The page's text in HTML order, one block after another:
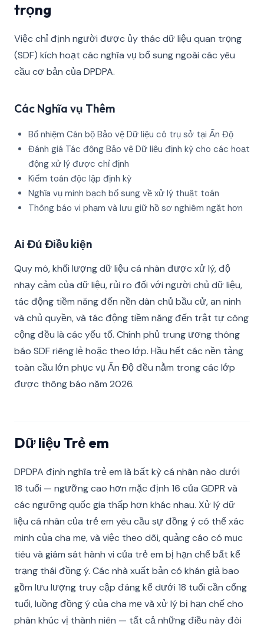
trọng
Việc chỉ định người được ủy thác dữ liệu quan trọng
(SDF) kích hoạt các nghĩa vụ bổ sung ngoài các yêu
cầu cơ bản của DPDPA.
Các Nghĩa vụ Thêm
Bổ nhiệm Cán bộ Bảo vệ Dữ liệu có trụ sở tại Ấn Độ
Đánh giá Tác động Bảo vệ Dữ liệu định kỳ cho các hoạt
động xử lý được chỉ định
Kiểm toán độc lập định kỳ
Nghĩa vụ minh bạch bổ sung về xử lý thuật toán
Thông báo vi phạm và lưu giữ hồ sơ nghiêm ngặt hơn
Ai Đủ Điều kiện
Quy mô, khối lượng dữ liệu cá nhân được xử lý, độ
nhạy cảm của dữ liệu, rủi ro đối với người chủ dữ liệu,
tác động tiềm năng đến nền dân chủ bầu cử, an ninh
và chủ quyền, và tác động tiềm năng đến trật tự công
cộng đều là các yếu tố. Chính phủ trung ương thông
báo SDF riêng lẻ hoặc theo lớp. Hầu hết các nền tảng
toàn cầu lớn phục vụ Ấn Độ đều nằm trong các lớp
được thông báo năm 2026.
Dữ liệu Trẻ em
DPDPA định nghĩa trẻ em là bất kỳ cá nhân nào dưới
18 tuổi — ngưỡng cao hơn mặc định 16 của GDPR và
các ngưỡng quốc gia thấp hơn khác nhau. Xử lý dữ
liệu cá nhân của trẻ em yêu cầu sự đồng ý có thể xác
minh của cha mẹ, và việc theo dõi, quảng cáo có mục
tiêu và giám sát hành vi của trẻ em bị hạn chế bất kể
trạng thái đồng ý. Các nhà xuất bản có khán giả bao
gồm lưu lượng truy cập đáng kể dưới 18 tuổi cần cổng
tuổi, luồng đồng ý của cha mẹ và xử lý bị hạn chế cho
phân khúc vị thành niên — tất cả những điều này đòi